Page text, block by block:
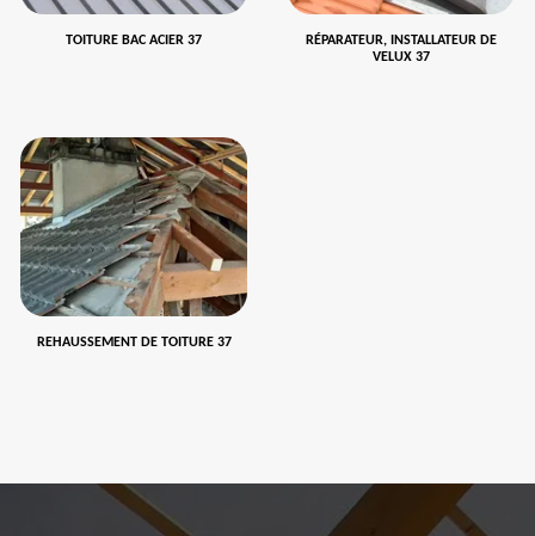
TOITURE BAC ACIER 37
RÉPARATEUR, INSTALLATEUR DE
VELUX 37
REHAUSSEMENT DE TOITURE 37